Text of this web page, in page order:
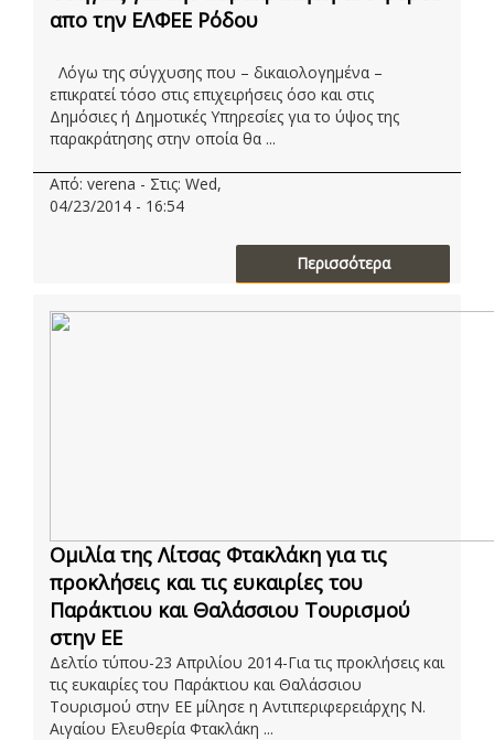
απο την ΕΛΦΕΕ Ρόδου
Λόγω της σύγχυσης που – δικαιολογημένα –
επικρατεί τόσο στις επιχειρήσεις όσο και στις
Δημόσιες ή Δημοτικές Υπηρεσίες για το ύψος της
παρακράτησης στην οποία θα ...
Από: verena - Στις: Wed,
04/23/2014 - 16:54
Περισσότερα
Ομιλία της Λίτσας Φτακλάκη για τις
προκλήσεις και τις ευκαιρίες του
Παράκτιου και Θαλάσσιου Τουρισμού
στην ΕΕ
Δελτίο τύπου-23 Απριλίου 2014-Για τις προκλήσεις και
τις ευκαιρίες του Παράκτιου και Θαλάσσιου
Τουρισμού στην ΕΕ μίλησε η Αντιπεριφερειάρχης Ν.
Αιγαίου Ελευθερία Φτακλάκη ...